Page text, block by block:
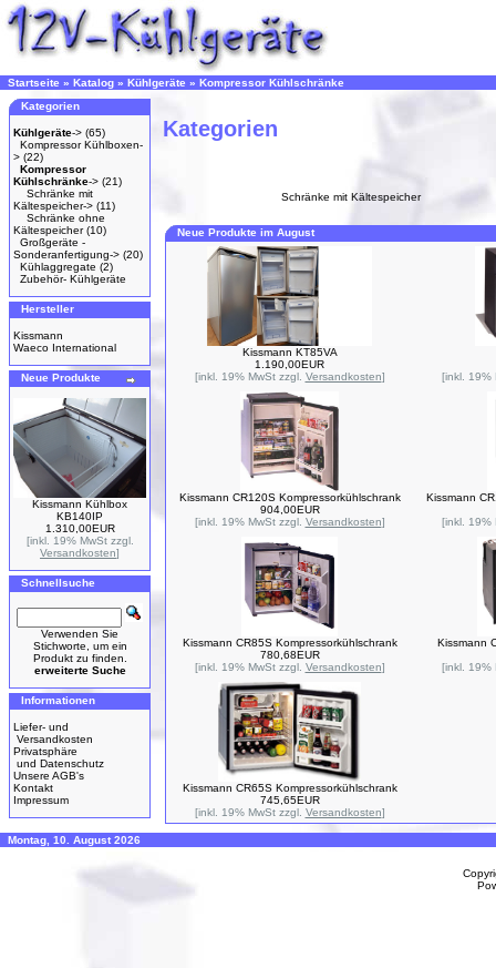
Startseite » Katalog » Kühlgeräte » Kompressor Kühlschränke
Kategorien
Kühlgeräte-> (65)
Kompressor Kühlboxen-
> (22)
Kompressor
Kühlschränke-> (21)
Schränke mit
Kältespeicher-> (11)
Schränke ohne
Kältespeicher(10)
Großgeräte -
Sonderanfertigung-> (20)
Kühlaggregate (2)
Zubehör- Kühlgeräte
Hersteller
Kissmann
Waeco International
Neue Produkte
Kissmann Kühlbox
KB140IP
1.310,00EUR
[inkl. 19% MwSt zzgl.
Versandkosten]
Schnellsuche
Verwenden Sie
Stichworte, um ein
Produkt zu finden.
erweiterte Suche
Informationen
Liefer- und
Versandkosten
Privatsphäre
und Datenschutz
Unsere AGB's
Kontakt
Impressum
Kategorien
Schränke mit Kältespeicher
Neue Produkte im August
Kissmann KT85VA
1.190,00EUR
[inkl. 19% MwSt zzgl. Versandkosten] [inkl. 19%
Kissmann CR120S Kompressorkühlschrank
904,00EUR
[inkl. 19% MwSt zzgl. Versandkosten]
Kissmann
[inkl. 19%
Kissmann CR85S Kompressorkühlschrank
780,68EUR
[inkl. 19% MwSt zzgl. Versandkosten]
Kissmann
[inkl. 19%
Kissmann CR65S Kompressorkühlschrank
745,65EUR
[inkl. 19% MwSt zzgl. Versandkosten]
Montag, 10. August 2026